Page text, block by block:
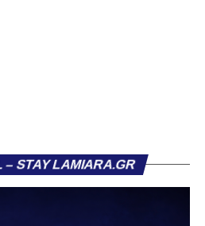
στην οικογένεια του
υγεία και πολλές
– STAY LAMIARA.GR